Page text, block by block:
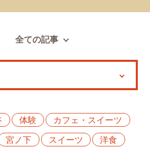
全ての記事
特集
体験
カフェ・スイーツ
宮ノ下 スイーツ
洋食